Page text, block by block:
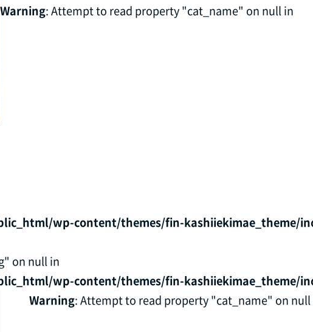
Warning: Attempt to read property "cat_name" on null in
wp-content/themes/fin-kashiiekimae_theme/
on null in
wp-content/themes/fin-kashiiekimae_theme/
Warning: Attempt to read property "cat_name" on null